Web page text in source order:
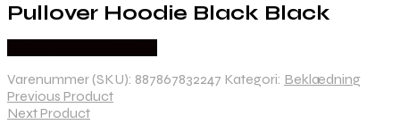
Pullover Hoodie Black Black
Varenummer (SKU): 887867832247 Kategori: Beklædning
Previous Product
Next Product